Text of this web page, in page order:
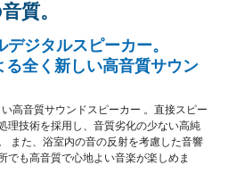
質。
ジタルスピーカー。
全く新しい高音質サウン
高音質サウンドスピーカー 。直接スピー
理技術を採用し、音質劣化の少ない高純
また、浴室内の音の反射を考慮した音響
でも高音質で心地よい音楽が楽しめま